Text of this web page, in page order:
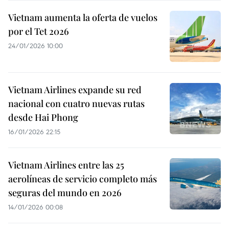
Vietnam aumenta la oferta de vuelos
por el Tet 2026
24/01/2026 10:00
Vietnam Airlines expande su red
nacional con cuatro nuevas rutas
desde Hai Phong
16/01/2026 22:15
Vietnam Airlines entre las 25
aerolíneas de servicio completo más
seguras del mundo en 2026
14/01/2026 00:08